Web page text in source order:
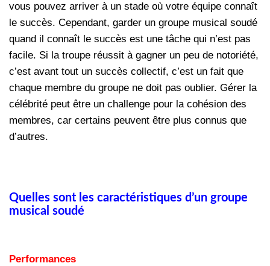
vous pouvez arriver à un stade où votre équipe connaît
le succès. Cependant, garder un groupe musical soudé
quand il connaît le succès est une tâche qui n’est pas
facile. Si la troupe réussit à gagner un peu de notoriété,
c’est avant tout un succès collectif, c’est un fait que
chaque membre du groupe ne doit pas oublier. Gérer la
célébrité peut être un challenge pour la cohésion des
membres, car certains peuvent être plus connus que
d’autres.
Quelles sont les caractéristiques d’un groupe
musical soudé
Performances